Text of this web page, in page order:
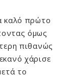
καλό πρώτο
όμως
πιθανώς
χάρισε
το